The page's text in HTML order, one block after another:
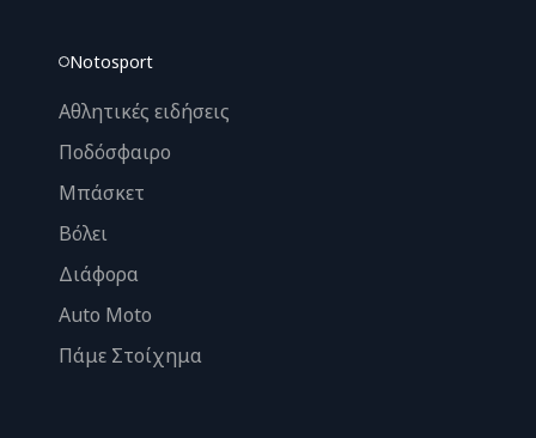
Notosport
Αθλητικές ειδήσεις
Ποδόσφαιρο
Μπάσκετ
Βόλει
Διάφορα
Auto Moto
Πάμε Στοίχημα